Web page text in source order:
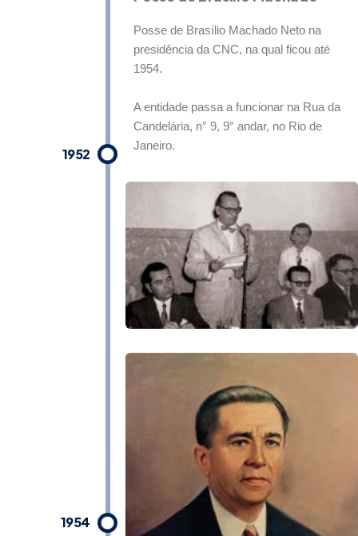
Posse de Brasílio Machado Neto na
presidência da CNC, na qual ficou até
1954.
A entidade passa a funcionar na Rua da
Candelária, n° 9, 9° andar, no Rio de
Janeiro.
1952
1954